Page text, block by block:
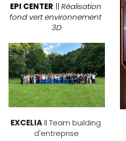
EPI CENTER || Réalisation
fond vert environnement
3D
EXCELIA ll Team building
d'entreprise